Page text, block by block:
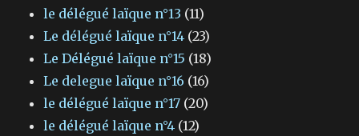
le délégué laïque n°13 (11)
Le délégué laïque n°14 (23)
Le Délégué laïque n°15 (18)
Le delegue laïque n°16 (16)
le délégué laïque n°17 (20)
le délégué laïque n°4 (12)